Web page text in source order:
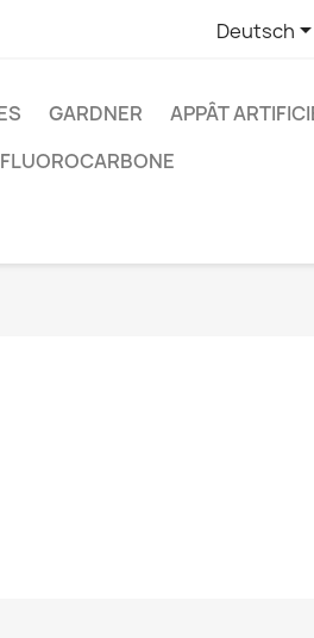
Deutsch
GARDNER APPÂT